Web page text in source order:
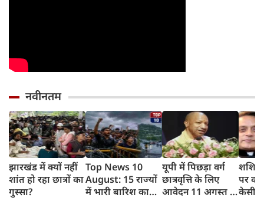
नवीनतम
झारखंड में क्यों नहीं
शांत हो रहा छात्रों का
गुस्सा?
Top News 10
August: 15 राज्यों
में भारी बारिश का
यूपी में पिछड़ा वर्ग
छात्रवृत्ति के लिए
आवेदन 11 अगस्त से,
शशि
पर
केसी